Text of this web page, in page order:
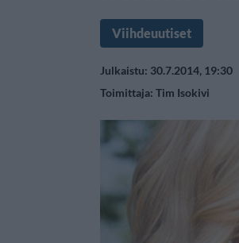
Viihdeuutiset
Julkaistu: 30.7.2014, 19:30
Toimittaja: Tim Isokivi